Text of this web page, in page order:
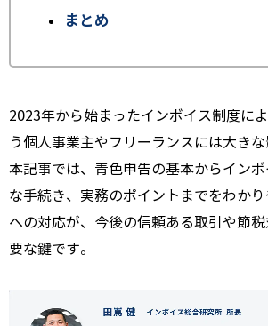
まとめ
2023年から始まったインボイス制度に
う個人事業主やフリーランスには大きな
本記事では、青色申告の基本からイン
な手続き、実務のポイントまでをわか
への対応が、今後の信頼ある取引や節
要な鍵です。